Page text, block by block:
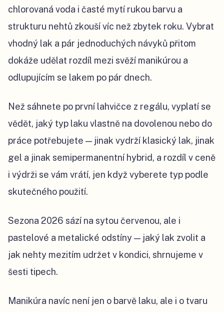
chlorovaná voda i časté mytí rukou barvu a
strukturu nehtů zkouší víc než zbytek roku. Vybrat
vhodný lak a pár jednoduchých návyků přitom
dokáže udělat rozdíl mezi svěží manikúrou a
odlupujícím se lakem po pár dnech.
Než sáhnete po první lahvičce z regálu, vyplatí se
vědět, jaký typ laku vlastně na dovolenou nebo do
práce potřebujete — jinak vydrží klasický lak, jinak
gel a jinak semipermanentní hybrid, a rozdíl v ceně
i výdrži se vám vrátí, jen když vyberete typ podle
skutečného použití.
Sezona 2026 sází na sytou červenou, ale i
pastelové a metalické odstíny — jaký lak zvolit a
jak nehty mezitím udržet v kondici, shrnujeme v
šesti tipech.
Manikúra navíc není jen o barvě laku, ale i o tvaru